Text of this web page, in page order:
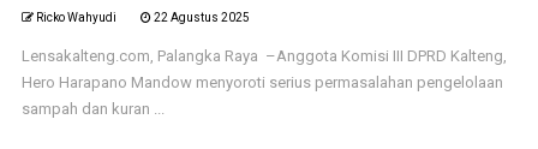
Ricko Wahyudi 22 Agustus 2025
Lensakalteng.com, Palangka Raya –Anggota Komisi III DPRD Kalteng,
Hero Harapano Mandow menyoroti serius permasalahan pengelolaan
sampah dan kuran ...